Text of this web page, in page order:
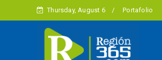
Thursday, August 6 Portafolio